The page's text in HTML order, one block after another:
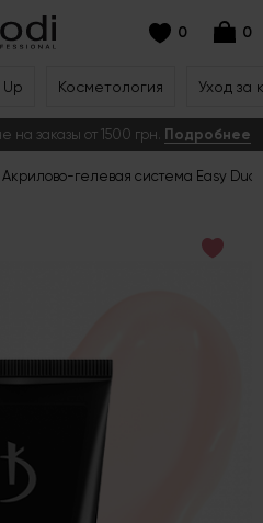
0 0
Косметология Уход за
на заказы от 1500 грн. Подробнее
Акрилово-гелевая система Easy Duo